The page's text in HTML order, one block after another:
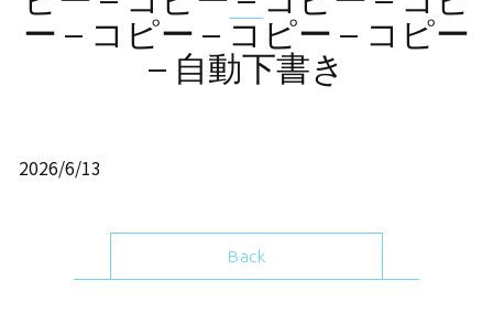
ー – コピー – コピー – コピー
– 自動下書き
2026/6/13
Back